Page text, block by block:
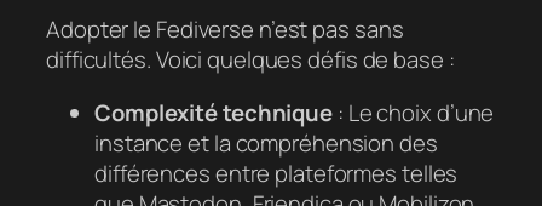
Adopter le Fediverse n’est pas sans
difficultés. Voici quelques défis de base :
Complexité technique : Le choix d’une
instance et la compréhension des
différences entre plateformes telles